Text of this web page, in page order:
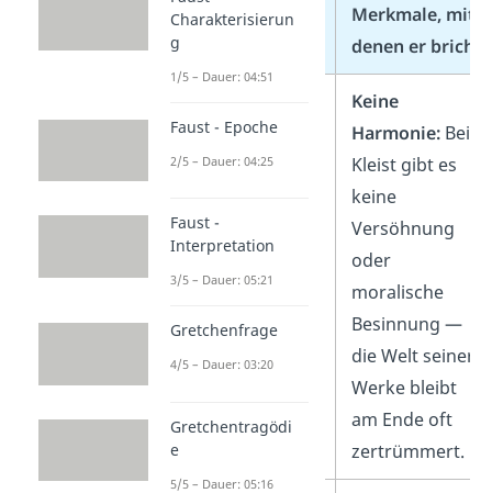
Merkmale, die
Merkmale, mit
denen er bricht
Verwendung
des
(fünfhebiger
Jambus) und
klassischer
Dramenaufbau.
Keine
Harmonie: Bei
Kleist gibt es
keine
Versöhnung
oder
moralische
Besinnung —
die Welt seiner
Werke bleibt
am Ende oft
zertrümmert.
Charakterisierun
g
1/5 – Dauer: 04:51
Faust - Epoche
2/5 – Dauer: 04:25
Faust -
Interpretation
3/5 – Dauer: 05:21
Gretchenfrage
4/5 – Dauer: 03:20
Gretchentragödi
e
5/5 – Dauer: 05:16